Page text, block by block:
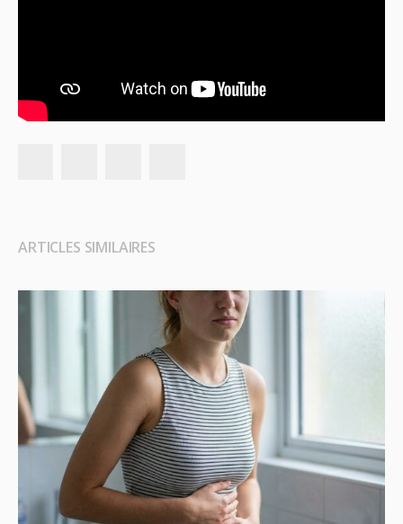
ARTICLES SIMILAIRES